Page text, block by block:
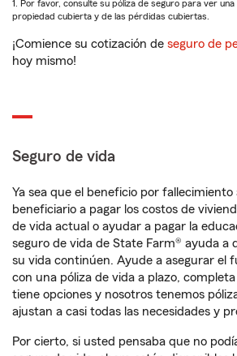
1. Por favor, consulte su póliza de seguro para ver
propiedad cubierta y de las pérdidas cubiertas.
¡Comience su cotización de seguro de
hoy mismo!
Seguro de vida
Ya sea que el beneficio por fallecimiento
beneficiario a pagar los costos de
de vida actual o ayudar a pagar la
seguro de vida de State Farm® ayuda a
su vida continúen. Ayude a asegurar el
con una póliza de vida a plazo,
tiene opciones y nosotros tenemos
ajustan a casi todas las necesidades y
Por cierto, si usted pensaba que no